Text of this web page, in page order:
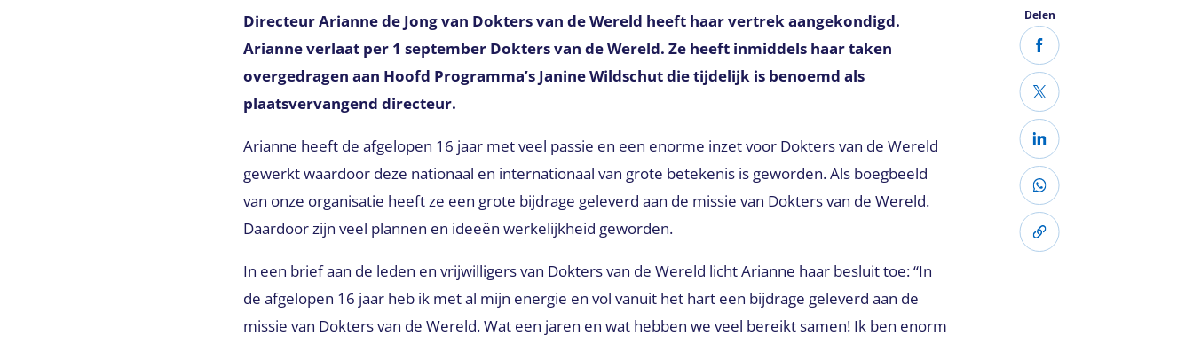
Directeur Arianne de Jong van Dokters van de Wereld heeft haar vertrek aangekondigd.
Arianne verlaat per 1 september Dokters van de Wereld. Ze heeft inmiddels haar taken
overgedragen aan Hoofd Programma’s Janine Wildschut die tijdelijk is benoemd als
plaatsvervangend directeur.
Arianne heeft de afgelopen 16 jaar met veel passie en een enorme inzet voor Dokters van de Wereld
gewerkt waardoor deze nationaal en internationaal van grote betekenis is geworden. Als boegbeeld
van onze organisatie heeft ze een grote bijdrage geleverd aan de missie van Dokters van de Wereld.
Daardoor zijn veel plannen en ideeën werkelijkheid geworden.
In een brief aan de leden en vrijwilligers van Dokters van de Wereld licht Arianne haar besluit toe: “In
de afgelopen 16 jaar heb ik met al mijn energie en vol vanuit het hart een bijdrage geleverd aan de
missie van Dokters van de Wereld. Wat een jaren en wat hebben we veel bereikt samen! Ik ben enorm
Delen